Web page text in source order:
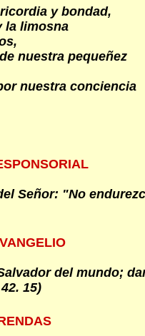
y bondad,
la limosna
nuestra pequeñez
nuestra conciencia
Señor: "No
VANGELIO
del mundo;
15)